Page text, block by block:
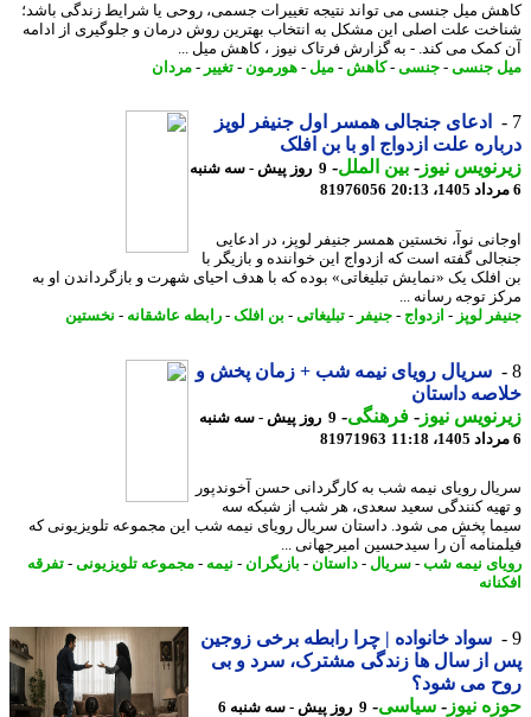
میل جنسی می تواند نتیجه تغییرات جسمی، روحی یا شرایط زندگی باشد؛
علت اصلی این مشکل به انتخاب بهترین روش درمان و جلوگیری از ادامه
می کند. - به گزارش فرتاک نیوز ، کاهش میل ...
جنسی-جنسی-کاهش-میل -هورمون -تغییر-مردان
ادعای جنجالی همسر اول جنیفر لوپز
علت ازدواج او با بن افلک
نیوز-بین الملل- 9 روز پیش - سه شنبه
81976056
نوآ، نخستین همسر جنیفر لوپز، در ادعایی
گفته است که ازدواج این خواننده و بازیگر با
یک «نمایش تبلیغاتی» بوده که با هدف احیای شهرت و بازگرداندن او به
توجه رسانه ...
لوپز -ازدواج -جنیفر-تبلیغاتی-بن افلک -رابطه عاشقانه-نخستین
سریال رویای نیمه شب + زمان پخش و
داستان
نیوز-فرهنگی-
9 روز پیش - سه شنبه
81971963
رویای نیمه شب به کارگردانی حسن آخوندپور
کنندگی سعید سعدی، هر شب از شبکه سه
پخش می شود. داستان سریال رویای نیمه شب این مجموعه تلویزیونی که
آن را سیدحسین امیرجهانی ...
نیمه شب -سریال-داستان-بازیگران- نیمه -مجموعه تلویزیونی-تفرقه
سواد خانواده | چرا رابطه برخی زوجین
از سال ها زندگی مشترک، سرد و بی
می شود؟
نیوز-سیاسی-
9 روز پیش - سه شنبه 6